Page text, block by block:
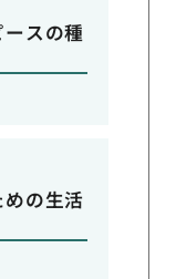
スの種
の生活